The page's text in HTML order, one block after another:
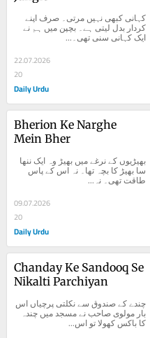
ایک کہانی سنی تھی۔...
22.07.2026
20
Daily Urdu
Bherion Ke Narghe
Mein Bher
سا بھیڑ کا بچہ تھا۔ نہ اس کے پاس
طاقت تھی۔ نہ...
09.07.2026
20
Daily Urdu
Chanday Ke Sandooq Se
Nikalti Parchiyan
بار مولوی صاحب نے مسجد میں چندہ
کا باکس کھولا تو اس...